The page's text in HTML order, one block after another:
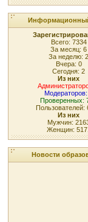
Всего: 7334
За месяц: 6
За неделю: 2
Вчера: 0
Сегодня: 2
Из них
Проверенных:
Пользователей:
Из них
Мужчин:
Женщин:
Новости